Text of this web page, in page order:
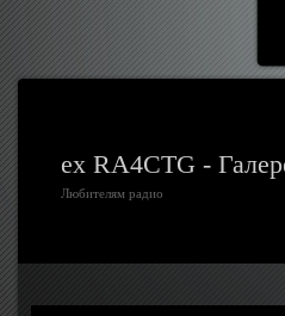
ex RA4CTG -
Любителям радио